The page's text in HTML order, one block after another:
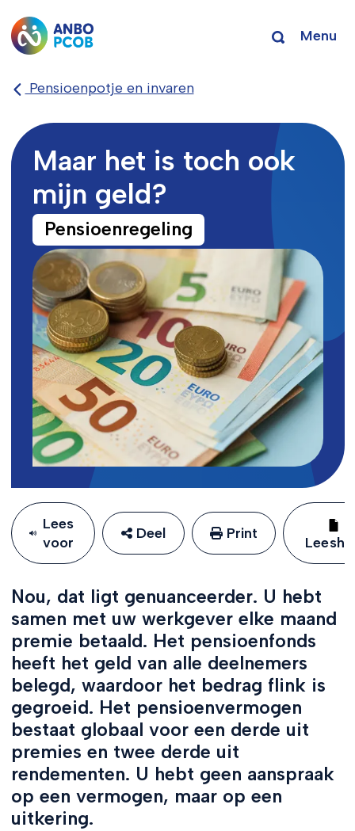
Menu
Pensioenpotje en invaren
Maar het is toch ook
mijn geld?
Pensioenregeling
Lees
voor
Deel Print
Nou, dat ligt genuanceerder. U hebt
samen met uw werkgever elke maand
premie betaald. Het pensioenfonds
heeft het geld van alle deelnemers
belegd, waardoor het bedrag flink is
gegroeid. Het pensioenvermogen
bestaat globaal voor een derde uit
premies en twee derde uit
rendementen. U hebt geen aanspraak
op een vermogen, maar op een
uitkering.